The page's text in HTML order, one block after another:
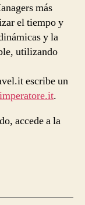
más
el tiempo y
y la
utilizando
escribe un
.
accede a la